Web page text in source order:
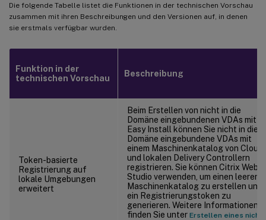
Die folgende Tabelle listet die Funktionen in der technischen Vorschau
zusammen mit ihren Beschreibungen und den Versionen auf, in denen
sie erstmals verfügbar wurden.
Funktion in der
technischen Vorschau
Beschreibung
Token-basierte
Registrierung auf
lokale Umgebungen
erweitert
Beim Erstellen von nicht in die
Domäne eingebundenen VDAs mit
Easy Install können Sie nicht in die
Domäne eingebundene VDAs mit
einem Maschinenkatalog von Cloud-
und lokalen Delivery Controllern
registrieren. Sie können Citrix Web
Studio verwenden, um einen leeren
Maschinenkatalog zu erstellen und
ein Registrierungstoken zu
generieren. Weitere Informationen
finden Sie unter Erstellen eines nicht